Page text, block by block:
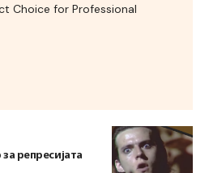
Choice for Professional
за репресијата